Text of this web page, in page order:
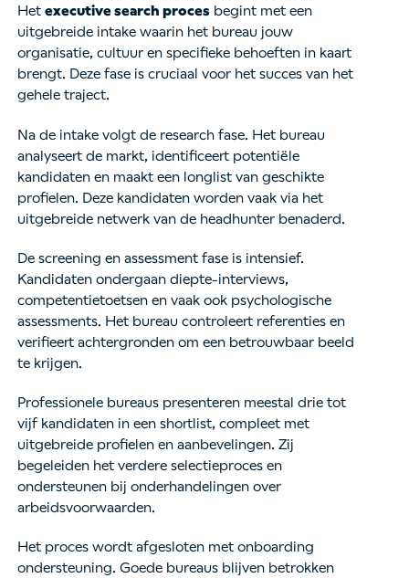
Hetexecutive search proces begint met een
uitgebreide intake waarin het bureau jouw
organisatie, cultuur en specifieke behoeften in kaart
brengt. Deze fase is cruciaal voor het succes van het
gehele traject.
Na de intake volgt de research fase. Het bureau
analyseert de markt, identificeert potentiële
kandidaten en maakt een longlist van geschikte
profielen. Deze kandidaten worden vaak via het
uitgebreide netwerk van de headhunter benaderd.
De screening en assessment fase is intensief.
Kandidaten ondergaan diepte-interviews,
competentietoetsen en vaak ook psychologische
assessments. Het bureau controleert referenties en
verifieert achtergronden om een betrouwbaar beeld
te krijgen.
Professionele bureaus presenteren meestal drie tot
vijf kandidaten in een shortlist, compleet met
uitgebreide profielen en aanbevelingen. Zij
begeleiden het verdere selectieproces en
ondersteunen bij onderhandelingen over
arbeidsvoorwaarden.
Het proces wordt afgesloten met onboarding
ondersteuning. Goede bureaus blijven betrokken